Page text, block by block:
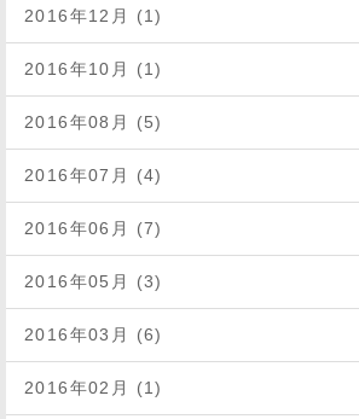
2016年12月 (1)
2016年10月 (1)
2016年08月 (5)
2016年07月 (4)
2016年06月 (7)
2016年05月 (3)
2016年03月 (6)
2016年02月 (1)